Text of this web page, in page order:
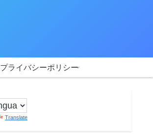
プライバシーポリシー
Translate